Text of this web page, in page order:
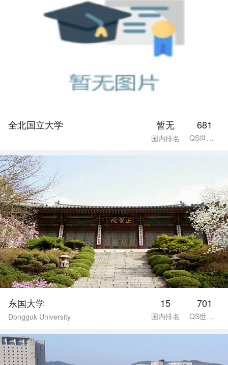
全北国立大学 681
QS世界排名
暂无
国内排名
东国大学
Dongguk University
701
QS世界排名
15
国内排名